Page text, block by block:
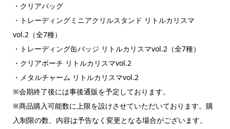
・クリアバッグ
・トレーディングミニアクリルスタンド リトルカリスマ
vol.2（全7種）
・トレーディング缶バッジ リトルカリスマvol.2（全7種）
・クリアポーチ リトルカリスマvol.2
・メタルチャーム リトルカリスマvol.2
※会期終了後には事後通販を予定しております。
※商品購入可能数に上限を設けさせていただいております。購
入制限の数、内容は予告なく変更となる場合がございます。